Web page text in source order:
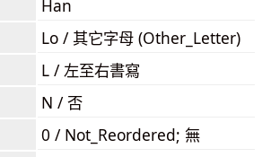
Han
Lo / 其它字母 (Other_Letter)
L / 左至右書寫
N / 否
0 / Not_Reordered; 無